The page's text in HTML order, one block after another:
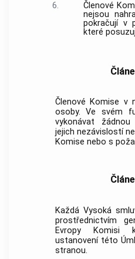
6.
Členové
nejsou
pokračují v
které
Členové Komise v
osoby. Ve svém
vykonávat
jejich nezávislostí
Komise nebo s
Každá Vysoká
prostřednictvím
Evropy Komisi
ustanovení této
stranou.